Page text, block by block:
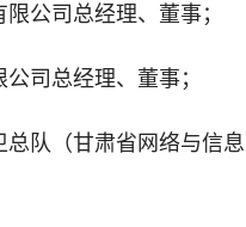
公司总经理、董事；
司总经理、董事；
队（甘肃省网络与信